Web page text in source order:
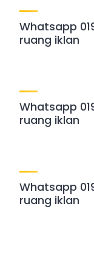
Whatsapp
ruang iklan
Whatsapp
ruang iklan
Whatsapp
ruang iklan